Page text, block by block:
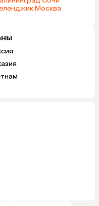
·Москва·